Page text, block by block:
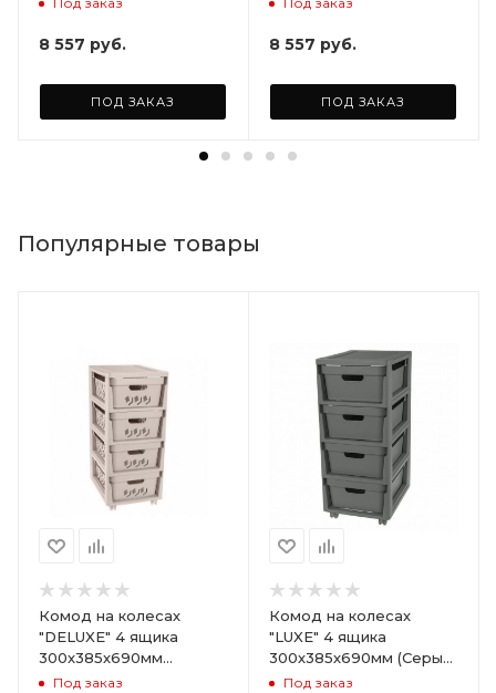
8 557 руб.
ПОД ЗАКАЗ
8 557 руб.
ПОД ЗАКАЗ
Популярные товары
Комод на колесах
"DELUXE" 4 ящика
300х385х690мм
(Светло-бежевый)
Под заказ
Комод на колесах
"LUXE" 4 ящика
300х385х690мм (Серый)
ARD258086
Под заказ